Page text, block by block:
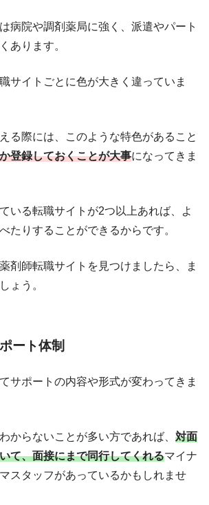
病院や調剤薬局に強く、派遣やパート
あります。
サイトごとに色が大きく違っていま
る際には、このような特色があること
登録しておくことが大事になってきま
いる転職サイトが2つ以上あれば、よ
たりすることができるからです。
剤師転職サイトを見つけましたら、ま
ょう。
ート体制
サポートの内容や形式が変わってきま
からないことが多い方であれば、 対面
て、面接にまで同行してくれるマイナ
スタッフがあっているかもしれませ